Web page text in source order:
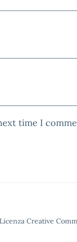
time I
Creative